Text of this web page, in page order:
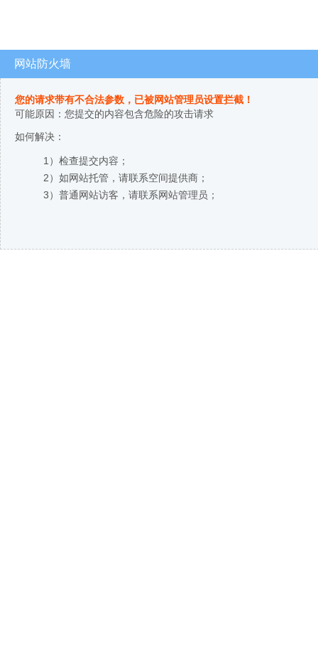
网站防火墙
您的请求带有不合法参数，已被网站管理员设置拦截！
可能原因：您提交的内容包含危险的攻击请求
如何解决：
1）检查提交内容；
2）如网站托管，请联系空间提供商；
3）普通网站访客，请联系网站管理员；